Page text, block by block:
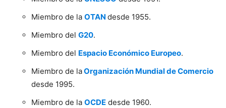
Miembro de la OTAN desde 1955.
Miembro del G20.
Miembro del Espacio Económico Europeo.
Miembro de laOrganización Mundial de Comercio
desde 1995.
Miembro de la OCDE desde 1960.